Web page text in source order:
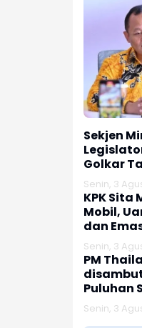
Sekjen
Golkar
Nomor
Dewan
Senin, 3
KPK Sita
Mobil,
dan
Kasus
Bupati
Senin, 3
PM
Puluhan
Senin, 3